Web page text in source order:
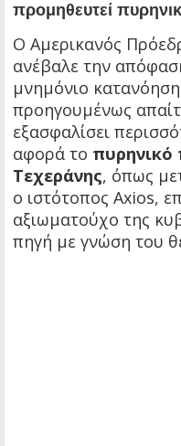
προμηθευτεί
Ο Αμερικανός
ανέβαλε την
μνημόνιο
προηγουμένως
εξασφαλίσει
αφορά το πυρηνικό
Τεχεράνης, όπως
ο ιστότοπος Axios,
αξιωματούχο της
πηγή με γνώση του